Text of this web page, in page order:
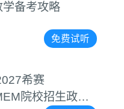
备考攻略
免费试听
希赛
院校招生政策